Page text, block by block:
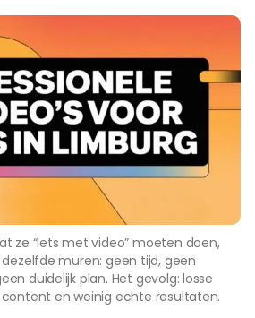
ze “iets met video” moeten doen,
muren: geen tijd, geen
duidelijk plan. Het gevolg: losse
en weinig echte resultaten.